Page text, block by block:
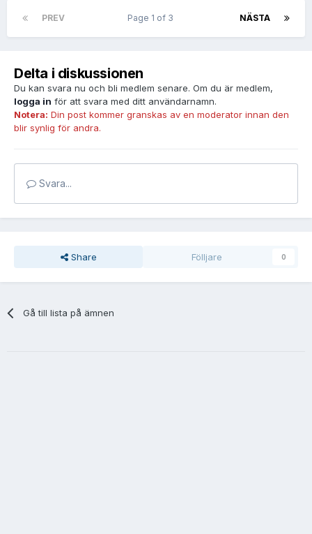
PREV NÄSTA
Page 1 of 3
Delta i diskussionen
Du kan svara nu och bli medlem senare. Om du är medlem,
logga in för att svara med ditt användarnamn.
Notera: Din post kommer granskas av en moderator innan den
blir synlig för andra.
Svara...
Share Fölljare 0
Gå till lista på ämnen